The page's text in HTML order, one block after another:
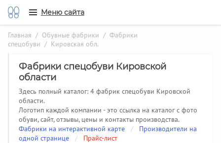
Меню сайта
Главная / Обувные фабрики / Фабрики
спецобуви / Кировская обл.
Фабрики спецобуви Кировской
области
Здесь полный каталог: 4 фабрик спецобуви Кировской
области.
Логотип каждой компании - это ссылка на каталог с фото
обуви, сайт, отзывы, цены и контакты производства.
Фабрики на интерактивной карте
/
Производители на
одной странице
/ Прайс-лист